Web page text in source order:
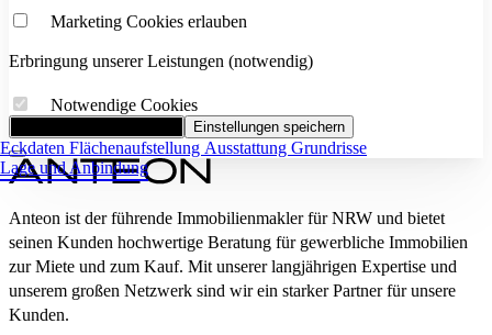
Eckdaten Flächenaufstellung Ausstattung Grundrisse
Lage und Anbindung
Marketing Cookies erlauben
Erbringung unserer Leistungen (notwendig)
Notwendige Cookies
Einstellungen speichern
Anteon ist der führende Immobilienmakler für NRW und bietet
seinen Kunden hochwertige Beratung für gewerbliche Immobilien
zur Miete und zum Kauf. Mit unserer langjährigen Expertise und
unserem großen Netzwerk sind wir ein starker Partner für unsere
Kunden.